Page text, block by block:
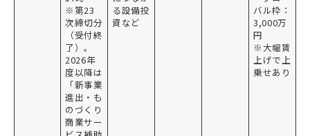
※第23
次締切分
（受付終
了）。
2026年
度以降は
「新事業
進出・も
のづくり
商業サー
る設備投
資など
バル枠：
3,000万
円
※大幅賃
上げで上
乗せあり